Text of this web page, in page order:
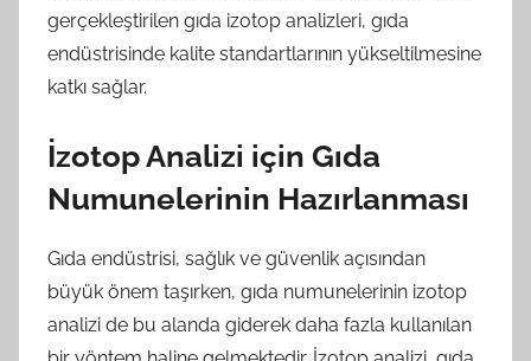
gerçekleştirilen gıda izotop analizleri, gıda
endüstrisinde kalite standartlarının yükseltilmesine
katkı sağlar.
İzotop Analizi için Gıda
Numunelerinin Hazırlanması
Gıda endüstrisi, sağlık ve güvenlik açısından
büyük önem taşırken, gıda numunelerinin izotop
analizi de bu alanda giderek daha fazla kullanılan